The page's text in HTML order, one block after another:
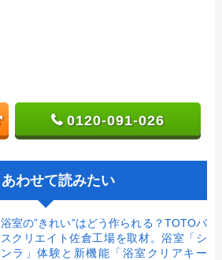
0120-091-026
あわせて読みたい
浴室の”きれい”はどう作られる？TOTOバ
スクリエイト佐倉工場を取材。浴室「シ
ンラ」体験と新機能「浴室クリアキー